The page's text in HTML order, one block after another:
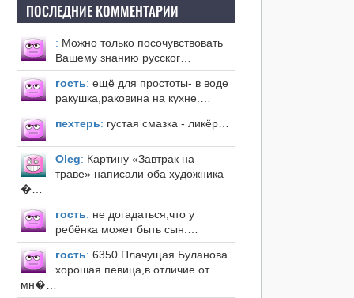
ПОСЛЕДНИЕ КОММЕНТАРИИ
: Можно только посочувствовать
Вашему знанию русског…
гость: ещё для простоты- в воде
ракушка,раковина на кухне.…
пехтерь: густая смазка - ликёр…
Оleg: Картину «Завтрак на
траве» написали оба художника
�…
гость: не догадаться,что у
ребёнка может быть сын.…
гость: 6350 Плачущая.Буланова
хорошая певица,в отличие от
мн�…